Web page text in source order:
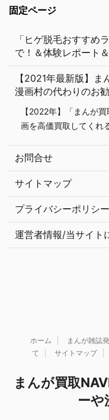
固定ページ
「ヒゲ脱毛おすすめ
で！＆体験レポート
【2021年最新版】ま
漫画村の代わりのお
【2022年】「まんが
画を高価買取してくれ
お問合せ
サイトマップ
プライバシーポリシー
運営者情報/当サイト
ホーム まんが雑誌
て
サイトマップ
まんが買取
ーや